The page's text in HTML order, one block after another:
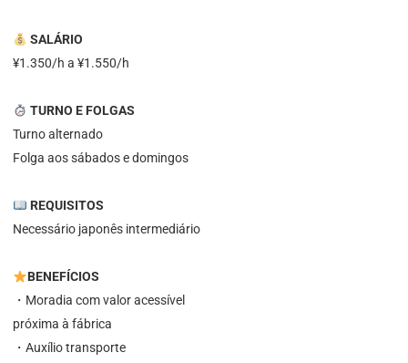
SALÁRIO
¥1.350/h a ¥1.550/h
TURNO E FOLGAS
Turno alternado
Folga aos sábados e domingos
REQUISITOS
Necessário japonês intermediário
BENEFÍCIOS
・Moradia com valor acessível
próxima à fábrica
・Auxílio transporte